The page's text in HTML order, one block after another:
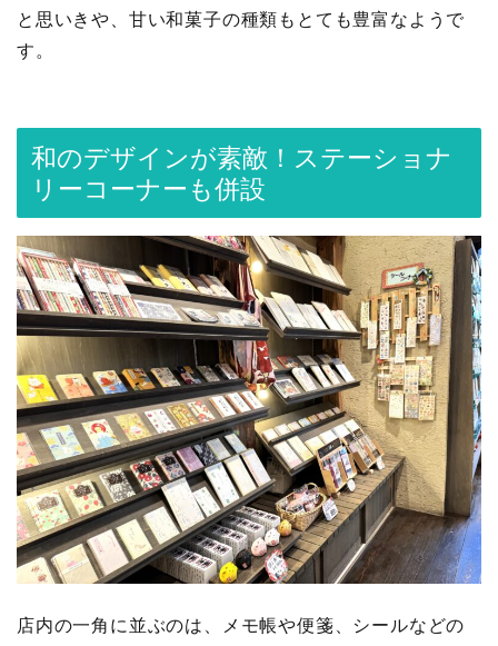
と思いきや、甘い和菓子の種類もとても豊富なようで
す。
和のデザインが素敵！ステーショナ
リーコーナーも併設
店内の一角に並ぶのは、メモ帳や便箋、シールなどの